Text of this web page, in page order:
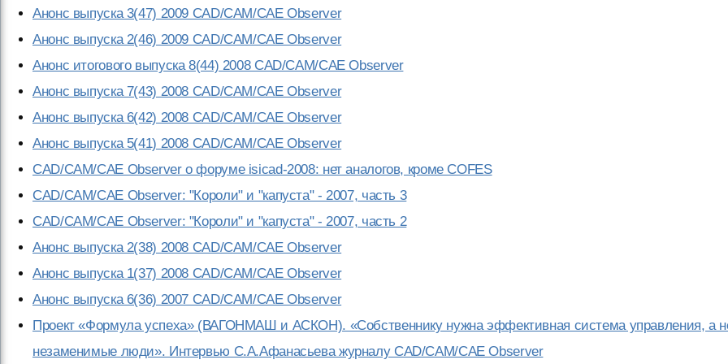
Анонс выпуска 3(47) 2009 CAD/CAM/CAE Observer
Анонс выпуска 2(46) 2009 CAD/CAM/CAE Observer
Анонс итогового выпуска 8(44) 2008 CAD/CAM/CAE Observer
Анонс выпуска 7(43) 2008 CAD/CAM/CAE Observer
Анонс выпуска 6(42) 2008 CAD/CAM/CAE Observer
Анонс выпуска 5(41) 2008 CAD/CAM/CAE Observer
CAD/CAM/CAE Observer о форуме isicad-2008: нет аналогов, кроме COFES
CAD/CAM/CAE Observer: "Короли" и "капуста" - 2007, часть 3
CAD/CAM/CAE Observer: "Короли" и "капуста" - 2007, часть 2
Анонс выпуска 2(38) 2008 CAD/CAM/CAE Observer
Анонс выпуска 1(37) 2008 CAD/CAM/CAE Observer
Анонс выпуска 6(36) 2007 CAD/CAM/CAE Observer
Проект «Формула успеха» (ВАГОНМАШ и АСКОН). «Собственнику нужна эффективная система управления, а
незаменимые люди». Интервью С.А.Афанасьева журналу CAD/CAM/CAE Observer